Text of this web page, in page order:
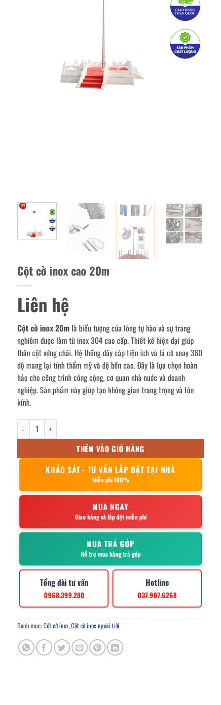
Cột cờ inox cao 20m
Liên hệ
Cột cờ inox 20m là biểu tượng của lòng tự hào và sự trang
nghiêm được làm từ inox 304 cao cấp. Thiết kế hiện đại giúp
thân cột vững chãi. Hệ thống dây cáp tiện ích và lá cờ xoay 360
độ mang lại tính thẩm mỹ và độ bền cao. Đây là lựa chọn hoàn
hảo cho công trình công cộng, cơ quan nhà nước và doanh
nghiệp. Sản phẩm này giúp tạo không gian trang trọng và tôn
kính.
Cột cờ inox cao 20m số lượng
THÊM VÀO GIỎ HÀNG
KHẢO SÁT - TƯ VẤN LẮP ĐẶT TẠI NHÀ
Miễn phí 100%
MUA NGAY
Giao hàng và lắp đặt miễn phí
MUA TRẢ GÓP
Hỗ trợ mua hàng trả góp
Tổng đài tư vấn
0968.399.280
Hotline
037.907.6268
Danh mục: Cột cờ inox,Cột cờ inox ngoài trời